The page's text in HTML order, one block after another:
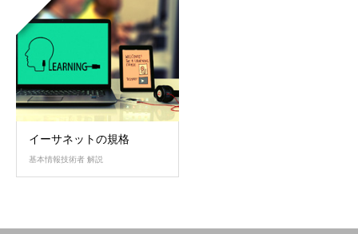
イーサネットの規格
基本情報技術者 解説